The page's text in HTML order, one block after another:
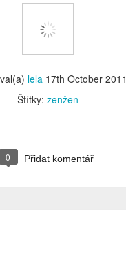
lela 17th October 2011
Štítky: zenžen
0 Přidat komentář